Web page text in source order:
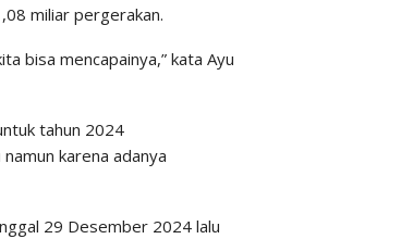
miliar pergerakan.
bisa mencapainya,” kata Ayu
tahun 2024
karena adanya
29 Desember 2024 lalu